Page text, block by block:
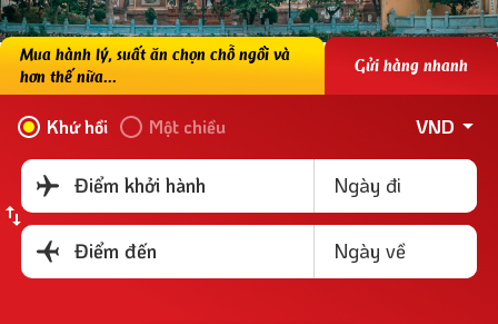
Mua hành lý, suất ăn chọn chỗ ngồi và
hơn thế nữa...
Gửi hàng nhanh
Khứ hồi Một chiều VND
Điểm khởi hành Ngày đi
Điểm đến Ngày về